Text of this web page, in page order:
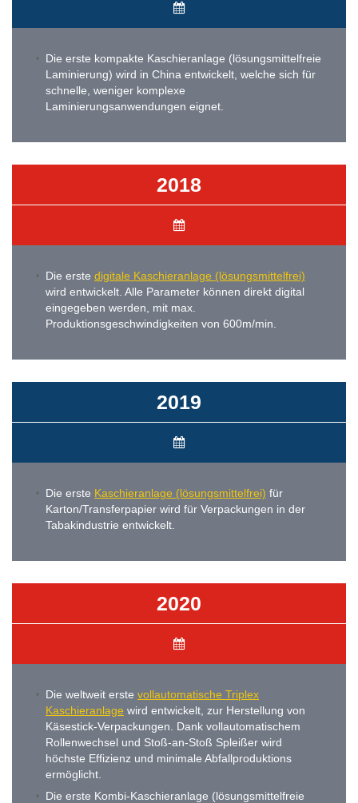
Die erste kompakte Kaschieranlage (lösungsmittelfreie
Laminierung) wird in China entwickelt, welche sich für
schnelle, weniger komplexe
Laminierungsanwendungen eignet.
2018
Die erste digitale Kaschieranlage (lösungsmittelfrei)
wird entwickelt. Alle Parameter können direkt digital
eingegeben werden, mit max.
Produktionsgeschwindigkeiten von 600m/min.
2019
Die erste Kaschieranlage (lösungsmittelfrei) für
Karton/Transferpapier wird für Verpackungen in der
Tabakindustrie entwickelt.
2020
Die weltweit erste vollautomatische Triplex
Kaschieranlage wird entwickelt, zur Herstellung von
Käsestick-Verpackungen. Dank vollautomatischem
Rollenwechsel und Stoß-an-Stoß Spleißer wird
höchste Effizienz und minimale Abfallproduktions
ermöglicht.
Die erste Kombi-Kaschieranlage (lösungsmittelfreie